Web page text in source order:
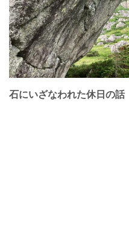
石にいざなわれた休日の話